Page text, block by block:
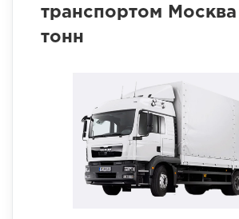
транспортом Москва
тонн